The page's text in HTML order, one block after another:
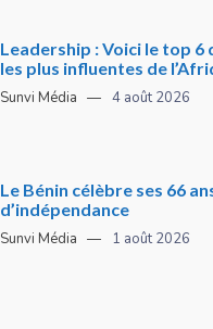
Leadership : Voici le top 6
les plus influentes de
Sunvi Média 4 août 2026
Le Bénin célèbre ses 66
d’indépendance
Sunvi Média 1 août 2026